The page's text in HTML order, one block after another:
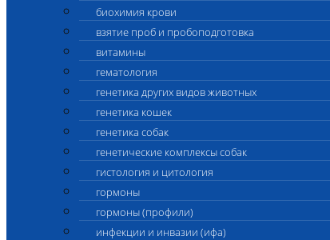
биохимия крови
взятие проб и пробоподготовка
витамины
гематология
генетика других видов животных
генетика кошек
генетика собак
генетические комплексы собак
гистология и цитология
гормоны
гормоны (профили)
инфекции и инвазии (ифа)